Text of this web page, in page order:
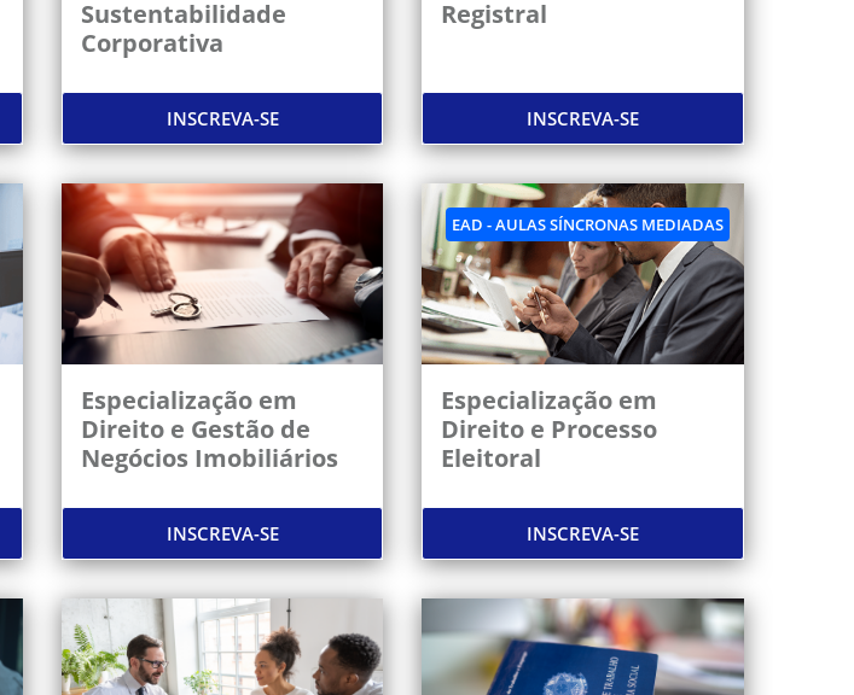
Sustentabilidade
Corporativa
INSCREVA-SE
Registral
INSCREVA-SE
Especialização em
Direito e Gestão de
Negócios Imobiliários
INSCREVA-SE
EAD - AULAS SÍNCRONAS MEDIADAS
Especialização em
Direito e Processo
Eleitoral
INSCREVA-SE